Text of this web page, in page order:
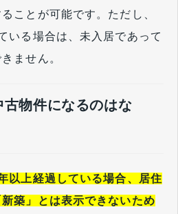
ことが可能です。ただし、
いる場合は、未入居であって
ません。
古物件になるのはな
以上経過している場合、居住
築」とは表示できないため